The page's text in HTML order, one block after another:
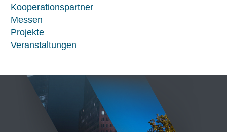
Kooperationspartner
Messen
Projekte
Veranstaltungen